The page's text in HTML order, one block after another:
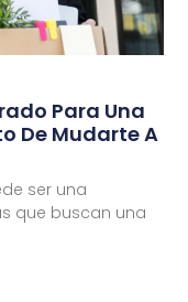
Para Una
De Mudarte A
ser una
que buscan una